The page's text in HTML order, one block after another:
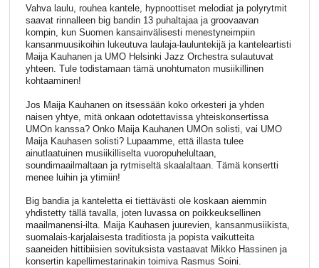
Vahva laulu, rouhea kantele, hypnoottiset melodiat ja polyrytmit
saavat rinnalleen big bandin 13 puhaltajaa ja groovaavan
kompin, kun Suomen kansainvälisesti menestyneimpiin
kansanmuusikoihin lukeutuva laulaja-lauluntekijä ja kanteleartisti
Maija Kauhanen ja UMO Helsinki Jazz Orchestra sulautuvat
yhteen. Tule todistamaan tämä unohtumaton musiikillinen
kohtaaminen!
Jos Maija Kauhanen on itsessään koko orkesteri ja yhden
naisen yhtye, mitä onkaan odotettavissa yhteiskonsertissa
UMOn kanssa? Onko Maija Kauhanen UMOn solisti, vai UMO
Maija Kauhasen solisti? Lupaamme, että illasta tulee
ainutlaatuinen musiikilliselta vuoropuhelultaan,
soundimaailmaltaan ja rytmiseltä skaalaltaan. Tämä konsertti
menee luihin ja ytimiin!
Big bandia ja kanteletta ei tiettävästi ole koskaan aiemmin
yhdistetty tällä tavalla, joten luvassa on poikkeuksellinen
maailmanensi-ilta. Maija Kauhasen juurevien, kansanmusiikista,
suomalais-karjalaisesta traditiosta ja popista vaikutteita
saaneiden hittibiisien sovituksista vastaavat Mikko Hassinen ja
konsertin kapellimestarinakin toimiva Rasmus Soini.